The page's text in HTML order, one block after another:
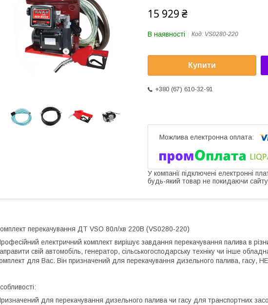
15 929 ₴
В наявності Код: VS0280-220
Купити
+380 (67) 610-32-91
У компанії підключені електронні
будь-який товар не покидаючи
перекачування ДТ VSO 80л/хв 220В (VS0280-220)
електричний комплект вирішує завдання перекачування палива в
свій автомобіль, генератор, сільськогосподарську техніку чи інше
для Вас. Він призначений для перекачування дизельного палива, гасу,
для перекачування дизельного палива чи гасу для транспортних